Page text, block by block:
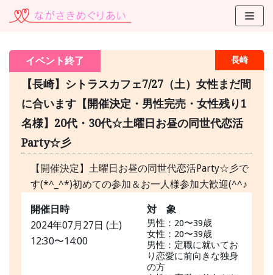
コ
キ
ッ
プ
長崎
イベント終了
【長崎】シトラスカフェ7/27（土）女性まだ間
に合います【開催決定・男性完売・女性残り1
名様】20代・30代☆土曜日お昼の同世代恋活
Party☆彡
【開催決定】土曜日お昼の同世代恋活Party☆彡で
す(*^_^*)初めての参加＆お一人様参加大歓迎(^^♪
開催日時
2024年07月27日 (土)
12:30〜14:00
対 象
男性：20〜39歳
女性：20〜39歳
男性：定職に就いてお
り恋愛に前向きな独身
の方